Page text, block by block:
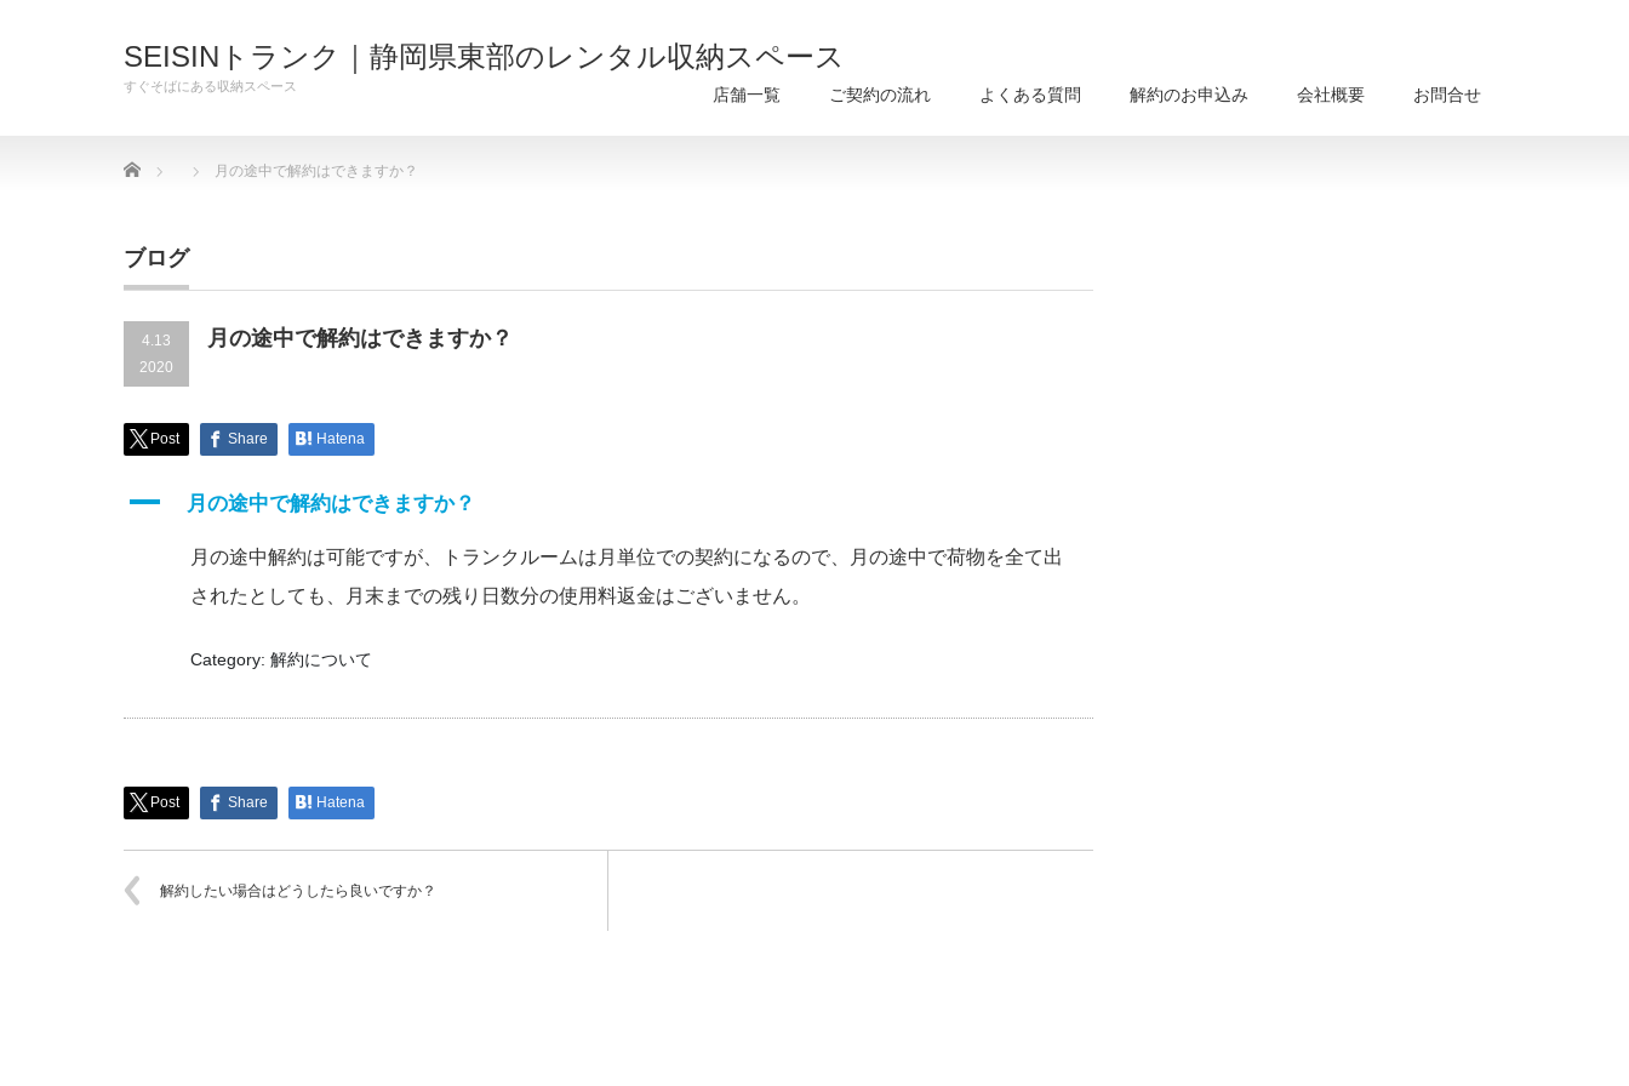
SEISINトランク｜静岡県東部のレンタル収納スペース
すぐそばにある収納スペース 店舗一覧 ご契約の流れ よくある質問 解約のお申込み 会社概要 お問合せ
Home 月の途中で解約はできますか？
ブログ
4.13
2020
月の途中で解約はできますか？
Post Share Hatena
A 月の途中で解約はできますか？
月の途中解約は可能ですが、トランクルームは月単位での契約になるので、月の途中で荷物を全て出
されたとしても、月末までの残り日数分の使用料返金はございません。
Category: 解約について
Post Share Hatena
解約したい場合はどうしたら良いですか？